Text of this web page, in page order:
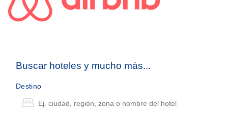
Buscar hoteles y mucho más...
Destino